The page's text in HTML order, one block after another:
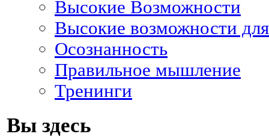
Высокие Возможности
Высокие возможности
Осознанность
Правильное мышление
Тренинги
Вы здесь